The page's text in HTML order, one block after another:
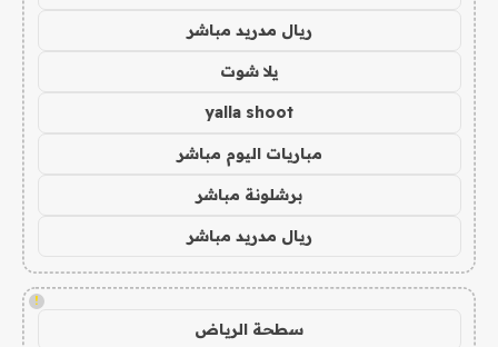
ريال مدريد مباشر
يلا شوت
yalla shoot
مباريات اليوم مباشر
برشلونة مباشر
ريال مدريد مباشر
!
سطحة الرياض